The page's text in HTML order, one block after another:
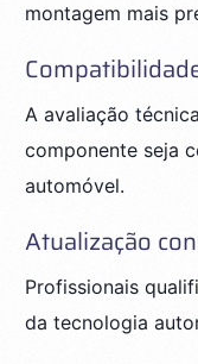
montagem mais
A avaliação
componente seja
automóvel.
Atualização
Profissionais
da tecnologia